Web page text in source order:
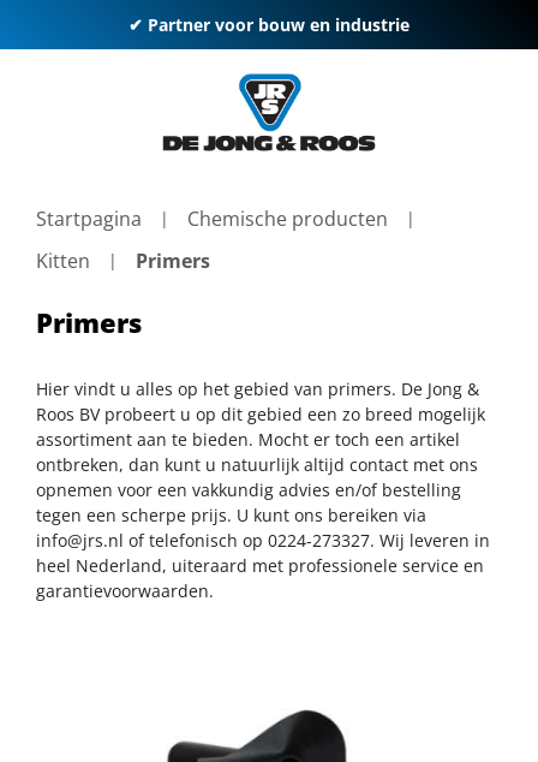
✔ Partner voor bouw en industrie
Startpagina
Chemische producten
Kitten
Primers
Primers
Hier vindt u alles op het gebied van primers. De Jong &
Roos BV probeert u op dit gebied een zo breed mogelijk
assortiment aan te bieden. Mocht er toch een artikel
ontbreken, dan kunt u natuurlijk altijd contact met ons
opnemen voor een vakkundig advies en/of bestelling
tegen een scherpe prijs. U kunt ons bereiken via
info@jrs.nl of telefonisch op 0224-273327. Wij leveren in
heel Nederland, uiteraard met professionele service en
garantievoorwaarden.